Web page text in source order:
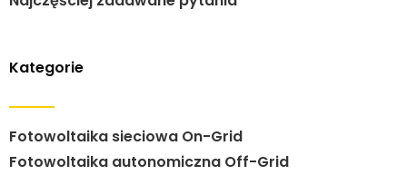
Kategorie
Fotowoltaika sieciowa On-Grid
Fotowoltaika autonomiczna Off-Grid